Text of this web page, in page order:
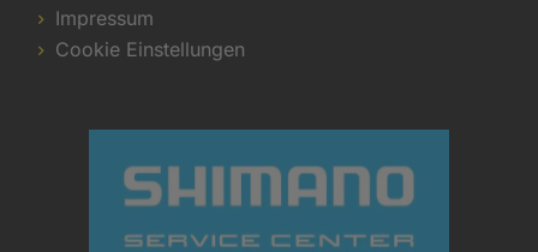
Impressum
Cookie Einstellungen